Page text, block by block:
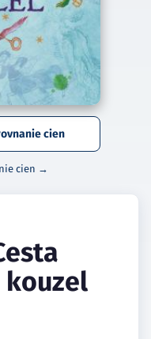
cien
cien →